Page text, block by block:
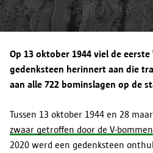
Op 13 oktober 1944 viel de
gedenksteen herinnert aan die
aan alle 722 bominslagen op de
Tussen 13 oktober 1944 en 28
zwaar getroffen door de V-bommen
2020 werd een gedenksteen
Doorgifte aan
opnemen via
Bewaartermijn
wil weten hoe lang je gegevens
bewaard worden, kan je contact
bewaartermijn worden je
Antwerpen gewist.
Jouw rechten
Drukpersstraat 35
1000 BRUSSEL
Tel. 02/274.48.00
Fax 02/274.48.35
contact@apd-gba.be
zoals omschreven in deze
functionaris voor de